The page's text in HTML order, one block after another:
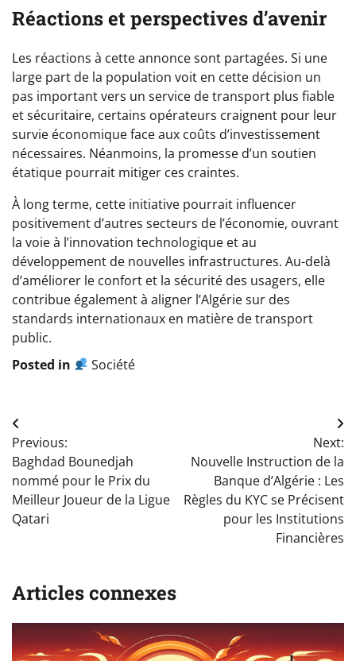
Réactions et perspectives d’avenir
Les réactions à cette annonce sont partagées. Si une
large part de la population voit en cette décision un
pas important vers un service de transport plus fiable
et sécuritaire, certains opérateurs craignent pour leur
survie économique face aux coûts d’investissement
nécessaires. Néanmoins, la promesse d’un soutien
étatique pourrait mitiger ces craintes.
À long terme, cette initiative pourrait influencer
positivement d’autres secteurs de l’économie, ouvrant
la voie à l’innovation technologique et au
développement de nouvelles infrastructures. Au-delà
d’améliorer le confort et la sécurité des usagers, elle
contribue également à aligner l’Algérie sur des
standards internationaux en matière de transport
public.
Posted in
Société
Navigation
de
l’article
Previous:
Baghdad Bounedjah
nommé pour le Prix du
Meilleur Joueur de la Ligue
Qatari
Next:
Nouvelle Instruction de la
Banque d’Algérie : Les
Règles du KYC se Précisent
pour les Institutions
Financières
Articles connexes